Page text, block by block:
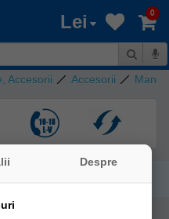
Lei 0
Accesorii Accesorii
Despre